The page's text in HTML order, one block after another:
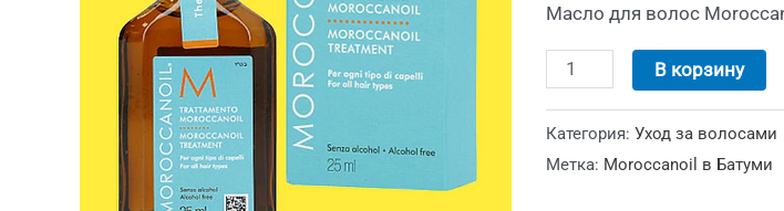
Масло для волос
В корзину
Категория: Уход за волосами
Метка: Moroccanoil в Батуми